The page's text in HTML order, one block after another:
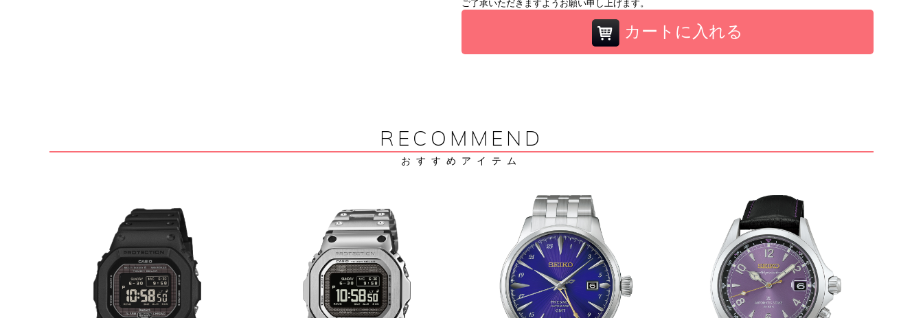
ご了承いただきますようお願い申し上げます。
カートに入れる
RECOMMEND
おすすめアイテム